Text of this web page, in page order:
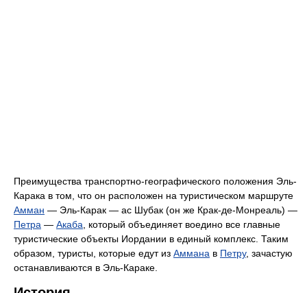
Преимущества транспортно-географического положения Эль-
Карака в том, что он расположен на туристическом маршруте
Амман — Эль-Карак — ас Шубак (он же Крак-де-Монреаль) —
Петра — Акаба , который объединяет воедино все главные
туристические объекты Иордании в единый комплекс. Таким
образом, туристы, которые едут из Аммана в Петру, зачастую
останавливаются в Эль-Караке.